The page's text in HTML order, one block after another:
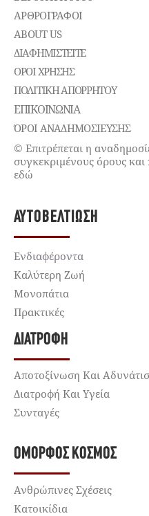
ΑΡΘΡΟΓΡΑΦΟΙ
ABOUT US
ΔΙΑΦΗΜΙΣΤΕΊΤΕ
ΌΡΟΙ ΧΡΉΣΗΣ
ΠΟΛΙΤΙΚΉ ΑΠΟΡΡΉΤΟΥ
ΕΠΙΚΟΙΝΩΝΊΑ
ΌΡΟΙ ΑΝΑΔΗΜΟΣΙΕΥΣΗΣ
© Επιτρέπεται η
συγκεκριμένους όρους και
εδώ
ΑΥΤΟΒΕΛΤΊΩΣΗ
Ενδιαφέροντα
Καλύτερη Ζωή
Μονοπάτια
Πρακτικές
ΔΙΑΤΡΟΦΉ
Αποτοξίνωση Και
Διατροφή Και Υγεία
Συνταγές
ΌΜΟΡΦΟΣ ΚΌΣΜΟΣ
Ανθρώπινες Σχέσεις
Κατοικίδια